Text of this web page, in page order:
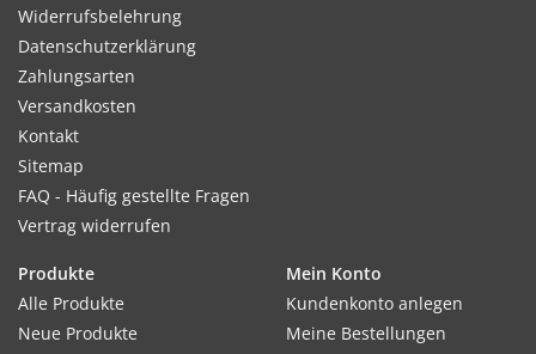
Standort:
Sonnig bis halbschattig, keine volle Sonne. Feuchte,
nährstoffreiche Böden.
Ernte / Blüte:
Unterschiedlich je nach Aussaattermin und Kultivierung. Das
Pflücken der Blüte kann fortlaufend erfolgen.
Verwendung:
Widerrufsbelehrung
Datenschutzerklärung
Zahlungsarten
Versandkosten
Kontakt
Sitemap
FAQ - Häufig gestellte Fragen
Vertrag widerrufen
Produkte
Alle Produkte
Neue Produkte
Mein Konto
Kundenkonto anlegen
Meine Bestellungen